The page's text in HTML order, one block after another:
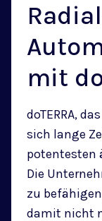
mit
doTERRA,
sich lange
potentesten
Die
zu
damit nicht